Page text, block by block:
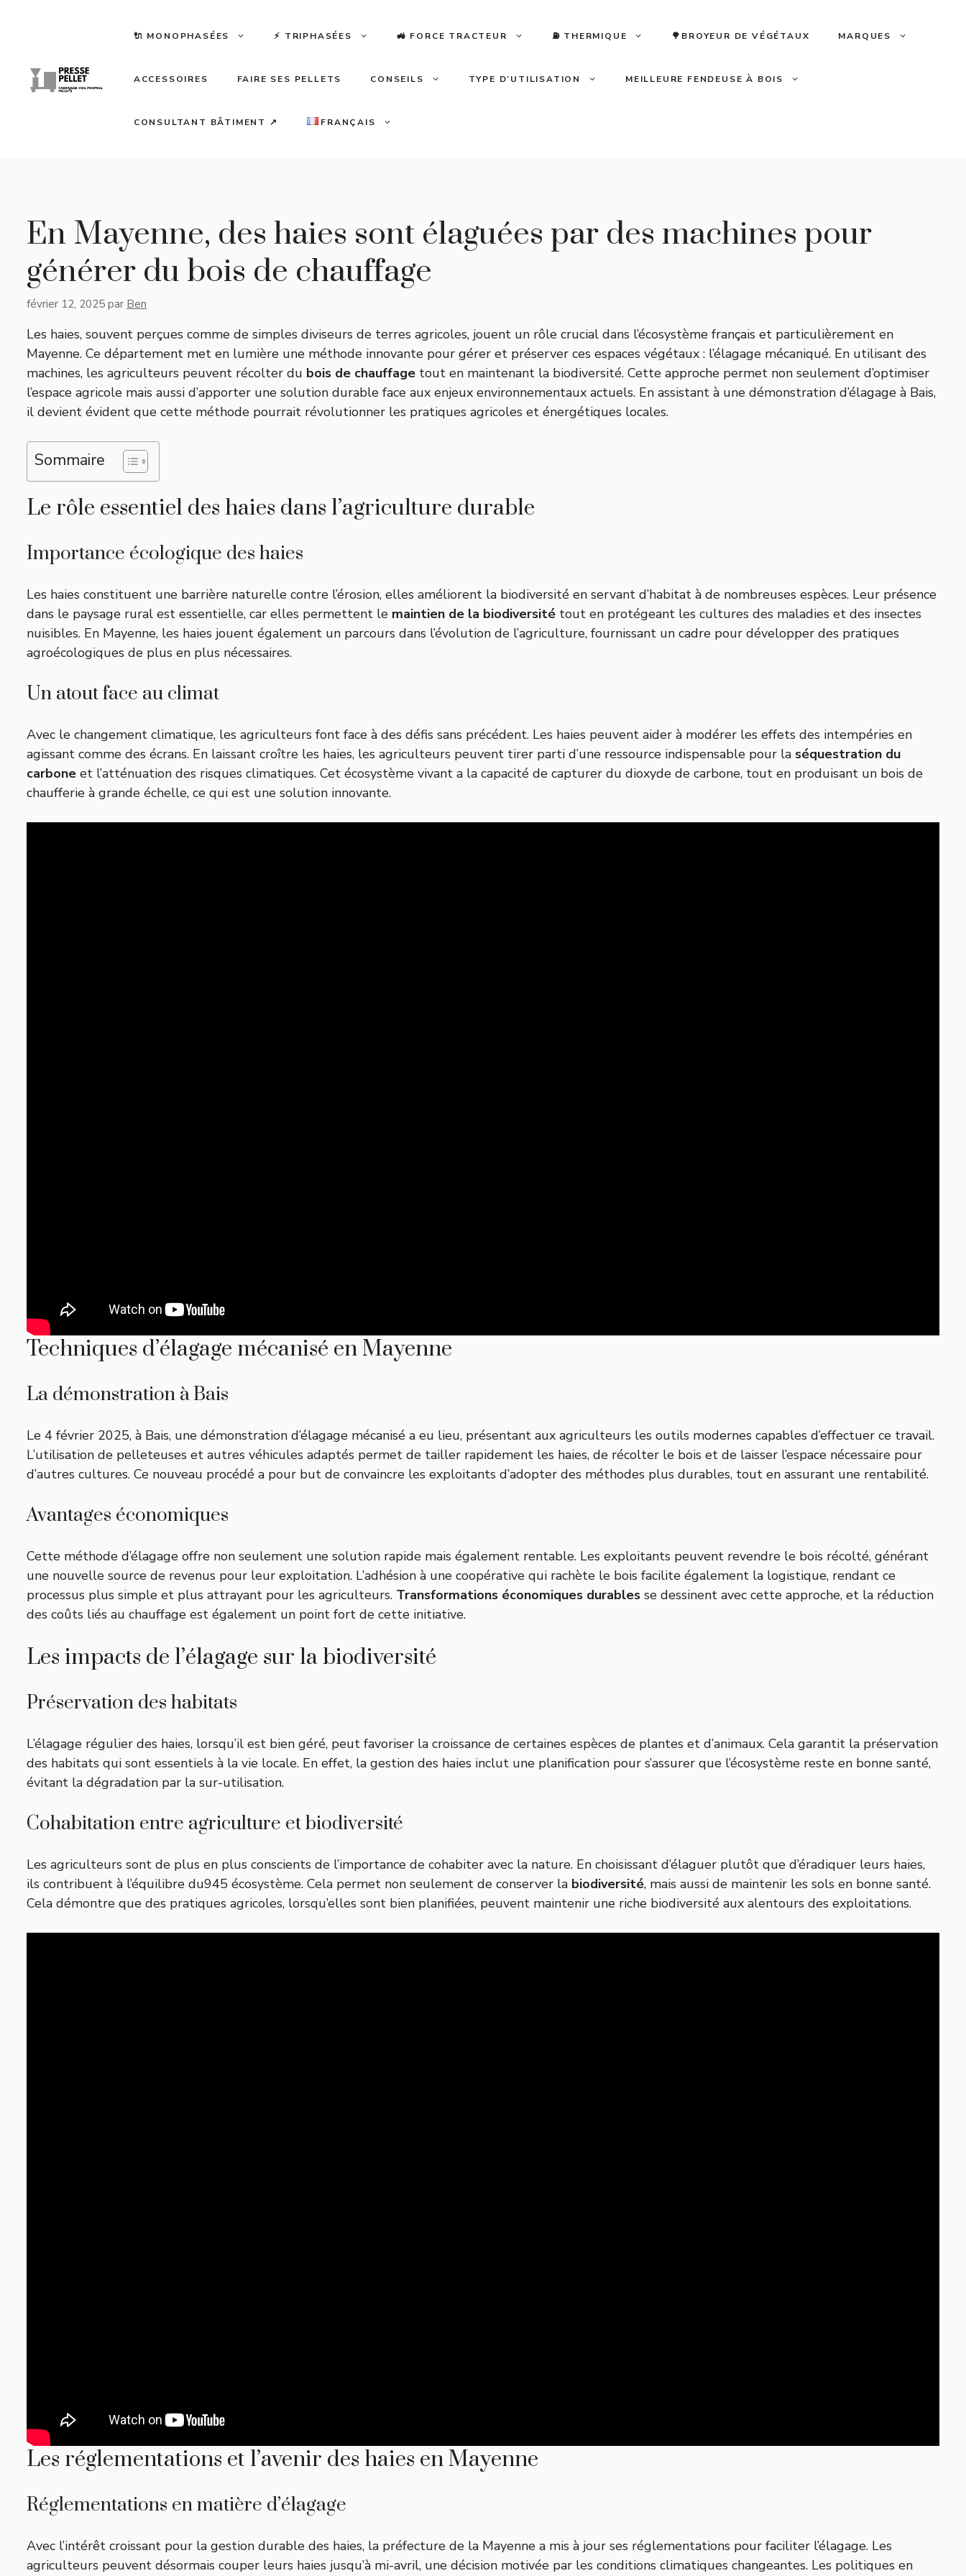
🔌 MONOPHASÉES ⚡️ TRIPHASÉES 🚜 FORCE TRACTEUR ⛽️ THERMIQUE 🌳BROYEUR DE VÉGÉTAUX MARQUES
ACCESSOIRES FAIRE SES PELLETS CONSEILS TYPE D’UTILISATION MEILLEURE FENDEUSE À BOIS
CONSULTANT BÂTIMENT ↗ FRANÇAIS
En Mayenne, des haies sont élaguées par des machines pour
générer du bois de chauffage
février 12, 2025 par Ben
Les haies, souvent perçues comme de simples diviseurs de terres agricoles, jouent un rôle crucial dans l’écosystème français et particulièrement en
Mayenne. Ce département met en lumière une méthode innovante pour gérer et préserver ces espaces végétaux : l’élagage mécaniqué. En utilisant des
machines, les agriculteurs peuvent récolter du bois de chauffage tout en maintenant la biodiversité. Cette approche permet non seulement d’optimiser
l’espace agricole mais aussi d’apporter une solution durable face aux enjeux environnementaux actuels. En assistant à une démonstration d’élagage à Bais,
il devient évident que cette méthode pourrait révolutionner les pratiques agricoles et énergétiques locales.
Sommaire
Le rôle essentiel des haies dans l’agriculture durable
Importance écologique des haies
Les haies constituent une barrière naturelle contre l’érosion, elles améliorent la biodiversité en servant d’habitat à de nombreuses espèces. Leur présence
dans le paysage rural est essentielle, car elles permettent le maintien de la biodiversité tout en protégeant les cultures des maladies et des insectes
nuisibles. En Mayenne, les haies jouent également un parcours dans l’évolution de l’agriculture, fournissant un cadre pour développer des pratiques
agroécologiques de plus en plus nécessaires.
Un atout face au climat
Avec le changement climatique, les agriculteurs font face à des défis sans précédent. Les haies peuvent aider à modérer les effets des intempéries en
agissant comme des écrans. En laissant croître les haies, les agriculteurs peuvent tirer parti d’une ressource indispensable pour la séquestration du
carbone et l’atténuation des risques climatiques. Cet écosystème vivant a la capacité de capturer du dioxyde de carbone, tout en produisant un bois de
chaufferie à grande échelle, ce qui est une solution innovante.
Techniques d’élagage mécanisé en Mayenne
La démonstration à Bais
Le 4 février 2025, à Bais, une démonstration d’élagage mécanisé a eu lieu, présentant aux agriculteurs les outils modernes capables d’effectuer ce travail.
L’utilisation de pelleteuses et autres véhicules adaptés permet de tailler rapidement les haies, de récolter le bois et de laisser l’espace nécessaire pour
d’autres cultures. Ce nouveau procédé a pour but de convaincre les exploitants d’adopter des méthodes plus durables, tout en assurant une rentabilité.
Avantages économiques
Cette méthode d’élagage offre non seulement une solution rapide mais également rentable. Les exploitants peuvent revendre le bois récolté, générant
une nouvelle source de revenus pour leur exploitation. L’adhésion à une coopérative qui rachète le bois facilite également la logistique, rendant ce
processus plus simple et plus attrayant pour les agriculteurs. Transformations économiques durables se dessinent avec cette approche, et la réduction
des coûts liés au chauffage est également un point fort de cette initiative.
Les impacts de l’élagage sur la biodiversité
Préservation des habitats
L’élagage régulier des haies, lorsqu’il est bien géré, peut favoriser la croissance de certaines espèces de plantes et d’animaux. Cela garantit la préservation
des habitats qui sont essentiels à la vie locale. En effet, la gestion des haies inclut une planification pour s’assurer que l’écosystème reste en bonne santé,
évitant la dégradation par la sur-utilisation.
Cohabitation entre agriculture et biodiversité
Les agriculteurs sont de plus en plus conscients de l’importance de cohabiter avec la nature. En choisissant d’élaguer plutôt que d’éradiquer leurs haies,
ils contribuent à l’équilibre du945 écosystème. Cela permet non seulement de conserver la biodiversité, mais aussi de maintenir les sols en bonne santé.
Cela démontre que des pratiques agricoles, lorsqu’elles sont bien planifiées, peuvent maintenir une riche biodiversité aux alentours des exploitations.
Les réglementations et l’avenir des haies en Mayenne
Réglementations en matière d’élagage
Avec l’intérêt croissant pour la gestion durable des haies, la préfecture de la Mayenne a mis à jour ses réglementations pour faciliter l’élagage. Les
agriculteurs peuvent désormais couper leurs haies jusqu’à mi-avril, une décision motivée par les conditions climatiques changeantes. Les politiques en